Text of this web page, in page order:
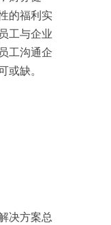
的福利实
工与企业
工沟通企
缺。
决方案总